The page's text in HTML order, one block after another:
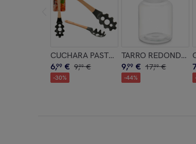
CUCHARA PASTA SURT COLOR
6,99 € 9,99 €
-30%
TARRO REDONDO
9,99 € 17,99 €
-44%